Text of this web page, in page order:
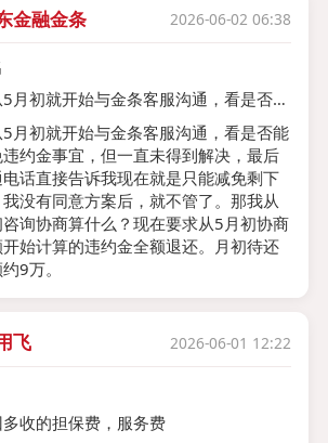
的时候就存在 5店铺客服服务态度极
没有任何其余方案。一个无法处理了事
5月26日9.04下单，下单后退出app，
货，客服9.12分发送尺寸提醒，我未
所以没看到，客服也未与本人电话
我作为消费者，客服现在拒绝换货，
快递，我碰都没碰到马桶过。现在要
一切损失。对此非常不满，希望该平
协调。 给出合理处理方案，附件下图
订单，以及我打包好的图片，
金融金条 2026-06-02 06:38
月初就开始与金条客服沟通，看是否能
违约金事宜，但一直未得到解决，最后
话直接告诉我现在就是只能减免剩下
我从月初咨询协商算什么？现在要求
初协商金额开始计算的违约金全额退还
月初就开始与金条客服沟通，看是否能
约金事宜，但一直未得到解决，最后
话直接告诉我现在就是只能减免剩下
没有同意方案后，就不管了。那我从
咨询协商算什么？现在要求从5月初协商
始计算的违约金全额退还。月初待还
9万。
飞 2026-06-01 12:22
收的担保费，服务费